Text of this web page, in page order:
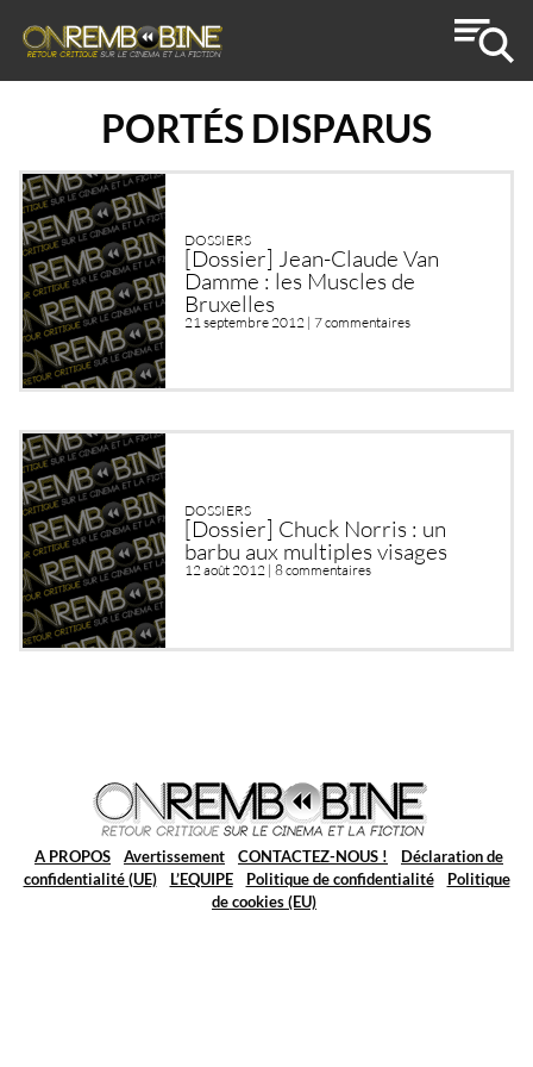
PORTÉS DISPARUS
DOSSIERS
[Dossier] Jean-Claude Van
Damme : les Muscles de
Bruxelles
21 septembre 2012 | 7 commentaires
DOSSIERS
[Dossier] Chuck Norris : un
barbu aux multiples visages
12 août 2012 | 8 commentaires
A PROPOS Avertissement CONTACTEZ-NOUS !
Déclaration de
confidentialité (UE)
L’EQUIPE Politique de confidentialité
Politique
de cookies (EU)